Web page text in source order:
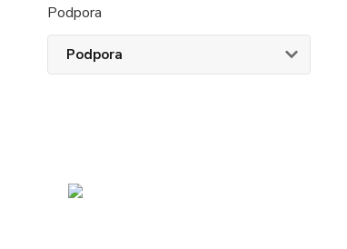
Podpora
Podpora